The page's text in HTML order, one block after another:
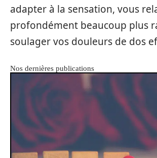
adapter à la sensation, vous
profondément beaucoup plus
soulager vos douleurs de dos
Nos dernières publications